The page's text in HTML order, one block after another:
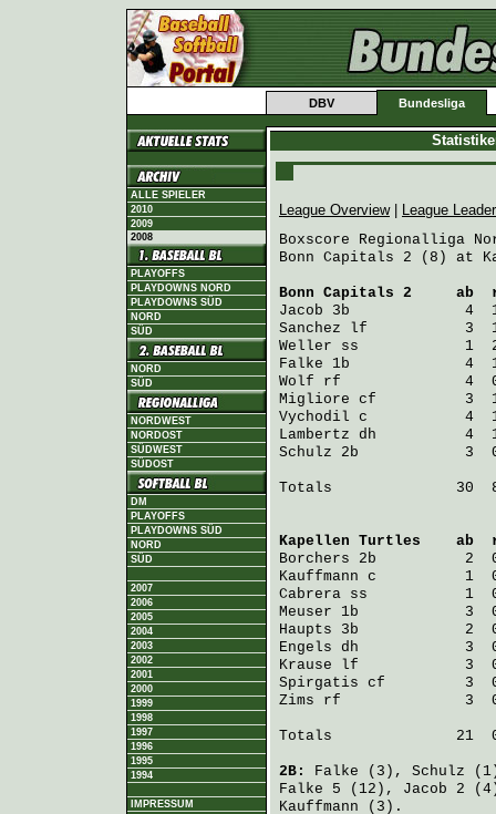
DBV Bundesliga
ALLE SPIELER
2010
2009
2008
PLAYOFFS
PLAYDOWNS NORD
PLAYDOWNS SÜD
NORD
SÜD
NORD
SÜD
NORDWEST
NORDOST
SÜDWEST
SÜDOST
DM
PLAYOFFS
PLAYDOWNS SÜD
NORD
SÜD
2007
2006
2005
2004
2003
2002
2001
2000
1999
1998
1997
1996
1995
1994
IMPRESSUM
League Overview|
League
Boxscore Regionalliga
Bonn Capitals 2 (8) at
Bonn Capitals 2
ab
Jacob 3b             4  1
Sanchez lf           3  1
Weller ss            1  2
Falke 1b             4  1
Wolf rf              4  0
Migliore cf          3  1
Vychodil c           4  1
Lambertz dh          4  1
Schulz 2b            3  0
Totals              30
Kapellen Turtles
ab
Borchers 2b          2  0
Kauffmann c          1  0
Cabrera ss           1  0
Meuser 1b            3  0
Haupts 3b            2  0
Engels dh            3  0
Krause lf            3  0
Spirgatis cf         3  0
Zims rf              3  0
Totals              21
2B: Falke (3), Schulz
Falke 5 (12), Jacob 2
Kauffmann (3).